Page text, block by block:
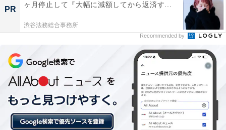
PR
ヶ月停止して『大幅に減額してから返済す...
渋谷法務総合事務所
Recommended by